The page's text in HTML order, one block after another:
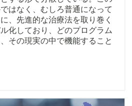
はなく、むしろ普通になって
、先進的な治療法を取り巻く
化しており、どのプログラム
その現実の中で機能すること